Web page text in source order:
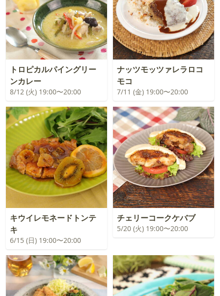
トロピカルパイングリー
ンカレー
8/12 (火) 19:00〜20:00
ナッツモッツァレラロコ
モコ
7/11 (金) 19:00〜20:00
キウイレモネードトンテ
キ
6/15 (日) 19:00〜20:00
チェリーコークケバブ
5/20 (火) 19:00〜20:00